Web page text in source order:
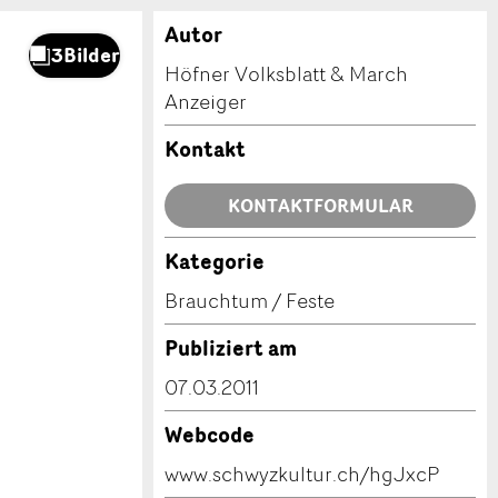
Autor
Höfner Volksblatt & March
Anzeiger
Kontakt
KONTAKTFORMULAR
Kategorie
Brauchtum / Feste
Publiziert am
07.03.2011
Webcode
www.schwyzkultur.ch/hgJxcP